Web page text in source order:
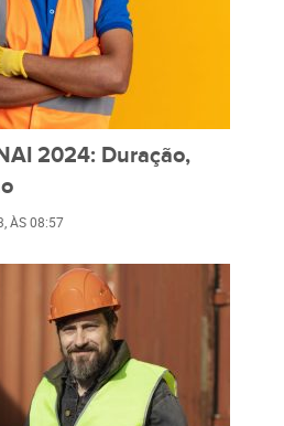
2024: Duração,
, ÀS08:57